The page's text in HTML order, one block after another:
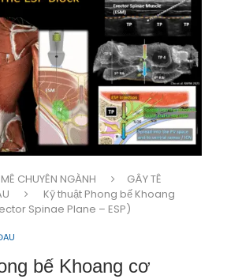
CHUYÊN NGÀNH
GÂY TÊ
Kỹ thuật Phong bế Khoang
Spinae Plane – ESP)
bế Khoang cơ